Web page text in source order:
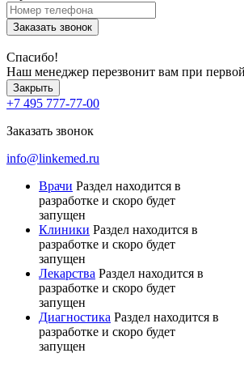
Заказать звонок
Спасибо!
Наш менеджер перезвонит вам при
Закрыть
+7 495 777-77-00
Заказать звонок
info@linkemed.ru
Врачи Раздел находится в
разработке и скоро будет
запущен
Клиники Раздел находится в
разработке и скоро будет
запущен
Лекарства Раздел находится в
разработке и скоро будет
запущен
Диагностика Раздел находится в
разработке и скоро будет
запущен